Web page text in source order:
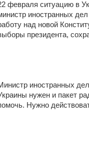
февраля ситуацию в
иностранных
над новой
президента,
иностранных
нужен и пакет
Нужно